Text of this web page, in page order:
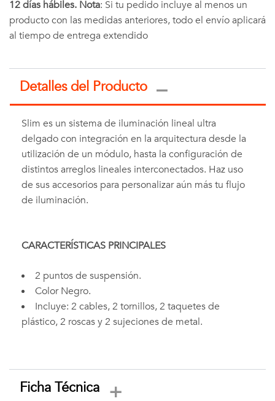
12 días hábiles. Nota: Si tu pedido incluye al menos un
producto con las medidas anteriores, todo el envío aplicará
al tiempo de entrega extendido
Detalles del Producto
Slim es un sistema de iluminación lineal ultra
delgado con integración en la arquitectura desde la
utilización de un módulo, hasta la configuración de
distintos arreglos lineales interconectados. Haz uso
de sus accesorios para personalizar aún más tu flujo
de iluminación.
CARACTERÍSTICAS PRINCIPALES
2 puntos de suspensión.
Color Negro.
Incluye: 2 cables, 2 tornillos, 2 taquetes de
plástico, 2 roscas y 2 sujeciones de metal.
Ficha Técnica